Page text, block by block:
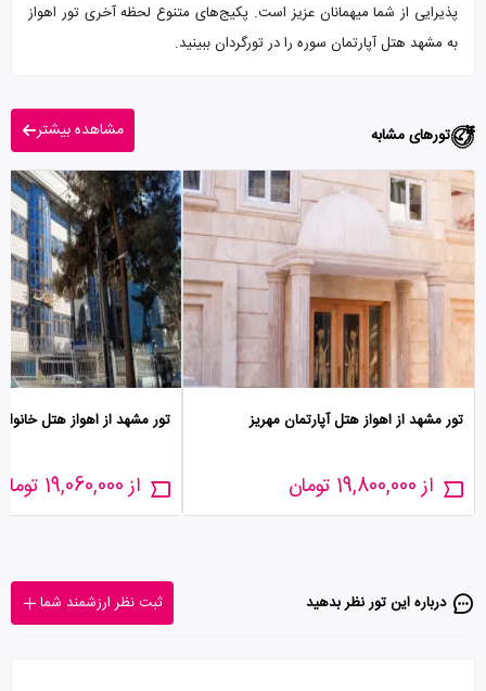
پذیرایی از شما میهمانان عزیز است. پکیج‌های متنوع لحظه آخری تور اهواز
به مشهد هتل آپارتمان سوره را در تورگردان ببینید.
تورهای مشابه مشاهده بیشتر
تور مشهد از اهواز هتل آپارتمان مهریز
از 19,800,000 تومان
تور مشهد از اهواز هتل
از 19,060,000 تومان
درباره این تور‌ نظر بدهید ثبت نظر ارزشمند شما